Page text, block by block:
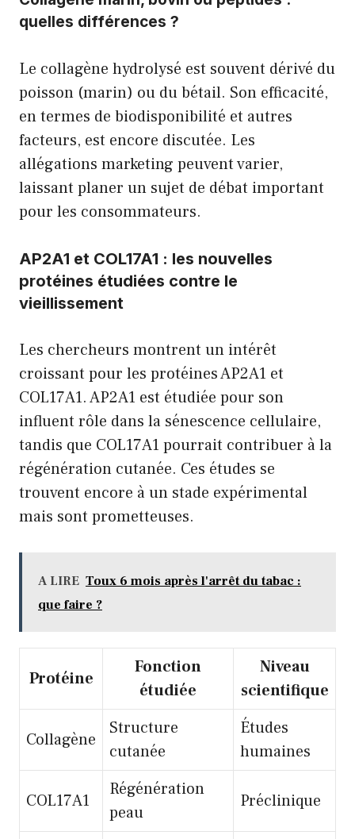
quelles différences ?
Le collagène hydrolysé est souvent dérivé du
poisson (marin) ou du bétail. Son efficacité,
en termes de biodisponibilité et autres
facteurs, est encore discutée. Les
allégations marketing peuvent varier,
laissant planer un sujet de débat important
pour les consommateurs.
AP2A1 et COL17A1 : les nouvelles
protéines étudiées contre le
vieillissement
Les chercheurs montrent un intérêt
croissant pour les protéines AP2A1 et
COL17A1. AP2A1 est étudiée pour son
influent rôle dans la sénescence cellulaire,
tandis que COL17A1 pourrait contribuer à la
régénération cutanée. Ces études se
trouvent encore à un stade expérimental
mais sont prometteuses.
A LIRE Toux 6 mois après l'arrêt du tabac :
que faire ?
Protéine
Fonction
étudiée
Niveau
scientifique
Collagène
Structure
cutanée
Études
humaines
COL17A1
Régénération
peau
Préclinique